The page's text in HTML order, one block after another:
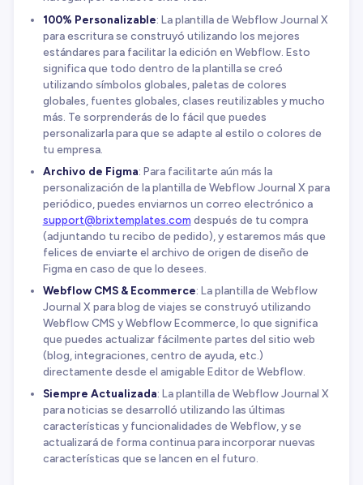
100% Personalizable: La plantilla de Webflow Journal X
para escritura se construyó utilizando los mejores
estándares para facilitar la edición en Webflow. Esto
significa que todo dentro de la plantilla se creó
utilizando símbolos globales, paletas de colores
globales, fuentes globales, clases reutilizables y mucho
más. Te sorprenderás de lo fácil que puedes
personalizarla para que se adapte al estilo o colores de
tu empresa.
Archivo de Figma: Para facilitarte aún más la
personalización de la plantilla de Webflow Journal X para
periódico, puedes enviarnos un correo electrónico a
support@brixtemplates.com después de tu compra
(adjuntando tu recibo de pedido), y estaremos más que
felices de enviarte el archivo de origen de diseño de
Figma en caso de que lo desees.
Webflow CMS & Ecommerce: La plantilla de Webflow
Journal X para blog de viajes se construyó utilizando
Webflow CMS y Webflow Ecommerce, lo que significa
que puedes actualizar fácilmente partes del sitio web
(blog, integraciones, centro de ayuda, etc.)
directamente desde el amigable Editor de Webflow.
Siempre Actualizada: La plantilla de Webflow Journal X
para noticias se desarrolló utilizando las últimas
características y funcionalidades de Webflow, y se
actualizará de forma continua para incorporar nuevas
características que se lancen en el futuro.